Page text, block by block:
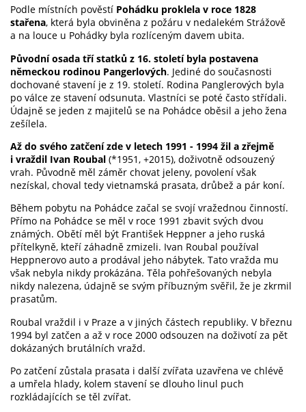
Podle místních pověstí Pohádku proklela v roce 1828
stařena, která byla obviněna z požáru v nedalekém Strážově
a na louce u Pohádky byla rozlíceným davem ubita.
Původní osada tří statků z 16. století byla postavena
německou rodinou Pangerlových. Jediné do současnosti
dochované stavení je z 19. století. Rodina Panglerových byla
po válce ze stavení odsunuta. Vlastníci se poté často střídali.
Údajně se jeden z majitelů se na Pohádce oběsil a jeho žena
zešílela.
Až do svého zatčení zde v letech 1991 - 1994 žil a zřejmě
i vraždil Ivan Roubal (*1951, +2015), doživotně odsouzený
vrah. Původně měl záměr chovat jeleny, povolení však
nezískal, choval tedy vietnamská prasata, drůbež a pár koní.
Během pobytu na Pohádce začal se svojí vražednou činností.
Přímo na Pohádce se měl v roce 1991 zbavit svých dvou
známých. Obětí měl být František Heppner a jeho ruská
přítelkyně, kteří záhadně zmizeli. Ivan Roubal používal
Heppnerovo auto a prodával jeho nábytek. Tato vražda mu
však nebyla nikdy prokázána. Těla pohřešovaných nebyla
nikdy nalezena, údajně se svým příbuzným svěřil, že je zkrmil
prasatům.
Roubal vraždil i v Praze a v jiných částech republiky. V březnu
1994 byl zatčen a až v roce 2000 odsouzen na doživotí za pět
dokázaných brutálních vražd.
Po zatčení zůstala prasata i další zvířata uzavřena ve chlévě
a umřela hlady, kolem stavení se dlouho linul puch
rozkládajících se těl zvířat.